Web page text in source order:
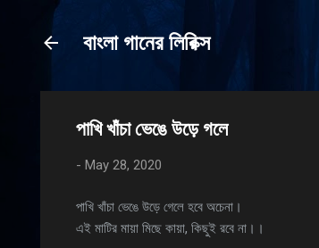
বাংলা গানের লিরিক্স
পাখি খাঁচা ভেঙে উড়ে গলে
- May 28, 2020
পাখি খাঁচা ভেঙে উড়ে গেলে হবে অচেনা।
এই মাটির মায়া মিছে কায়া, কিছুই রবে না।।